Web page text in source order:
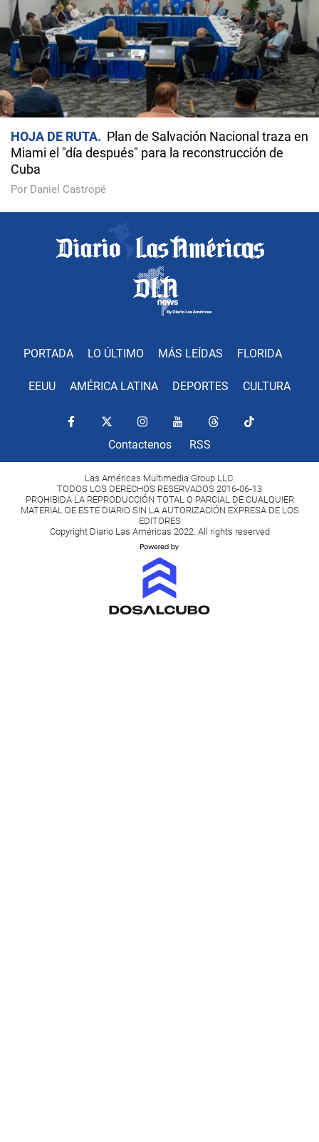
HOJA DE RUTA
Plan de Salvación Nacional traza en
Miami el "día después" para la reconstrucción de
Cuba
Por Daniel Castropé
PORTADA LO ÚLTIMO MÁS LEÍDAS FLORIDA
EEUU AMÉRICA LATINA DEPORTES CULTURA
Contactenos RSS
Las Américas Multimedia Group LLC.
TODOS LOS DERECHOS RESERVADOS 2016-06-13
PROHIBIDA LA REPRODUCCIÓN TOTAL O PARCIAL DE CUALQUIER
MATERIAL DE ESTE DIARIO SIN LA AUTORIZACIÓN EXPRESA DE LOS
EDITORES
Copyright Diario Las Américas 2022. All rights reserved